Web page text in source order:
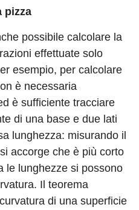
pizza
possibile calcolare la
effettuate solo
esempio, per calcolare
è necessaria
è sufficiente tracciare
di una base e due lati
lunghezza: misurando il
accorge che è più corto
le lunghezze si possono
Il teorema
di una superficie